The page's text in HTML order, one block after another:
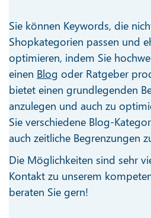
Sie können Keywords, die
Shopkategorien passen und
optimieren, indem Sie
einen Blog oder Ratgeber
bietet einen grundlegenden
anzulegen und auch zu
Sie verschiedene Blog-
auch zeitliche Begrenzungen
Die Möglichkeiten sind sehr
Kontakt zu unserem
beraten Sie gern!